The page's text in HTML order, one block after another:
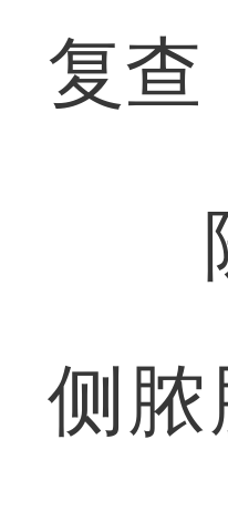
复查
随
侧